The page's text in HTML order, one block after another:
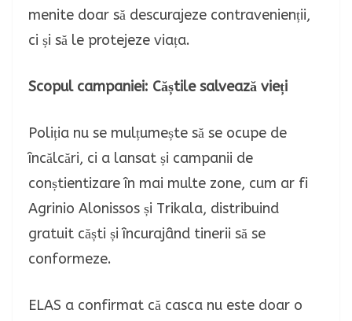
menite doar să descurajeze contravenienții,
ci și să le protejeze viața.
Scopul campaniei: Căștile salvează vieți
Poliția nu se mulțumește să se ocupe de
încălcări, ci a lansat și campanii de
conștientizare în mai multe zone, cum ar fi
Agrinio Alonissos și Trikala, distribuind
gratuit căști și încurajând tinerii să se
conformeze.
ELAS a confirmat că casca nu este doar o